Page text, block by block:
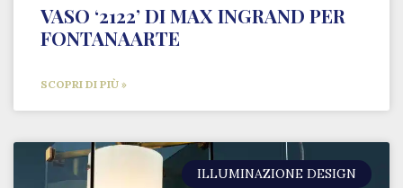
VASO ‘2122’ DI MAX INGRAND PER
FONTANAARTE
SCOPRI DI PIÙ »
ILLUMINAZIONE DESIGN